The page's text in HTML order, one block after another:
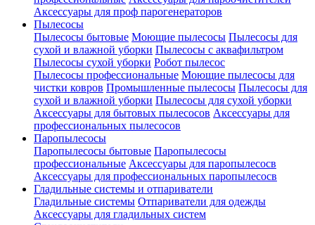
Аксессуары для проф парогенераторов
Пылесосы
Пылесосы бытовые Моющие пылесосы Пылесосы для
сухой и влажной уборки Пылесосы с аквафильтром
Пылесосы сухой уборки Робот пылесос
Пылесосы профессиональные Моющие пылесосы для
чистки ковров Промышленные пылесосы Пылесосы для
сухой и влажной уборки Пылесосы для сухой уборки
Аксессуары для бытовых пылесосов Аксессуары для
профессиональных пылесосов
Паропылесосы
Паропылесосы бытовые Паропылесосы
профессиональные Аксессуары для паропылесосв
Аксессуары для профессиональных паропылесосв
Гладильные системы и отпариватели
Гладильные системы Отпариватели для одежды
Аксессуары для гладильных систем